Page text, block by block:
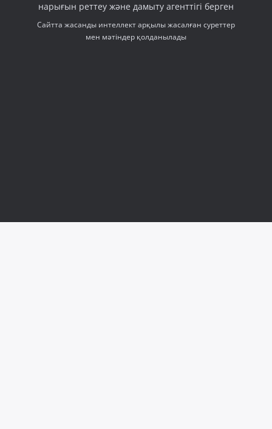
нарығын реттеу және дамыту агенттігі берген
Сайтта жасанды интеллект арқылы жасалған суреттер
мен мәтіндер қолданылады